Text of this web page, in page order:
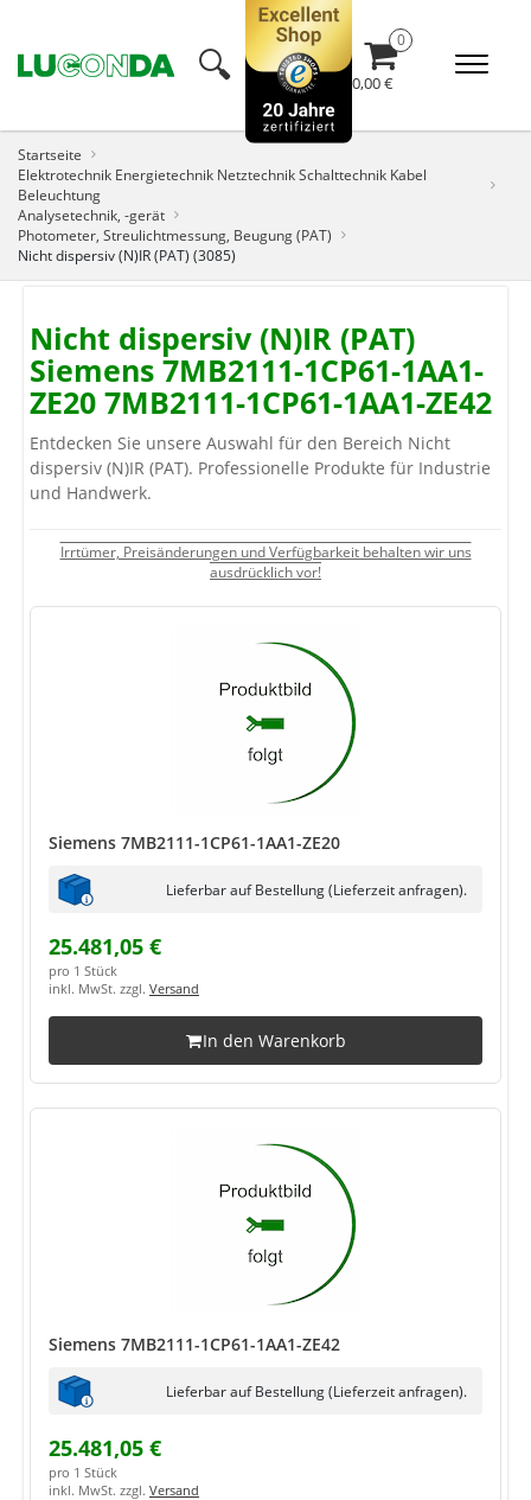
🔍︎ 0,00 €
Startseite
Elektrotechnik Energietechnik Netztechnik Schalttechnik Kabel
Beleuchtung
Analysetechnik, -gerät
Photometer, Streulichtmessung, Beugung (PAT)
Nicht dispersiv (N)IR (PAT) (3085)
Nicht dispersiv (N)IR (PAT)
Siemens 7MB2111-1CP61-1AA1-
ZE20 7MB2111-1CP61-1AA1-ZE42
Entdecken Sie unsere Auswahl für den Bereich Nicht
dispersiv (N)IR (PAT). Professionelle Produkte für Industrie
und Handwerk.
Irrtümer, Preisänderungen und Verfügbarkeit behalten wir uns
ausdrücklich vor!
Siemens 7MB2111-1CP61-1AA1-ZE20
Lieferbar auf Bestellung (Lieferzeit anfragen).
25.481,05 €
pro 1 Stück
inkl. MwSt. zzgl. Versand
In den Warenkorb
Siemens 7MB2111-1CP61-1AA1-ZE42
Lieferbar auf Bestellung (Lieferzeit anfragen).
25.481,05 €
pro 1 Stück
inkl. MwSt. zzgl. Versand